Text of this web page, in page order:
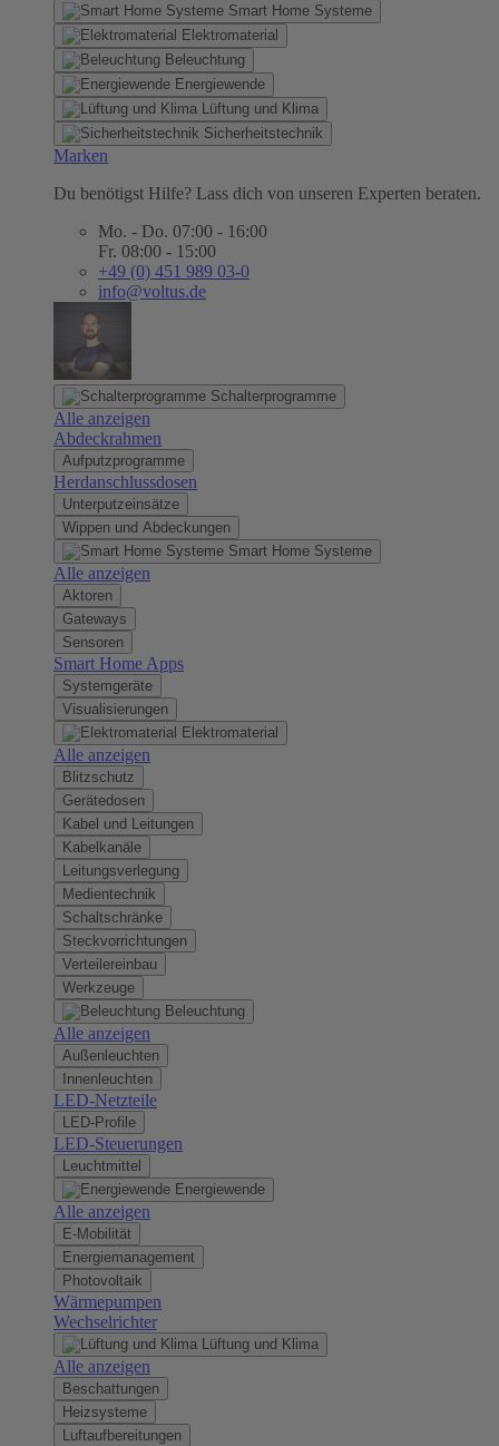
Smart Home Systeme
Elektromaterial
Beleuchtung
Energiewende
Lüftung und Klima
Sicherheitstechnik
Marken
Du benötigst Hilfe? Lass dich von unseren Experten beraten.
Mo. - Do. 07:00 - 16:00
Fr. 08:00 - 15:00
+49 (0) 451 989 03-0
info@voltus.de
Schalterprogramme
Alle anzeigen
Abdeckrahmen
Aufputzprogramme
Herdanschlussdosen
Unterputzeinsätze
Wippen und Abdeckungen
Smart Home Systeme
Alle anzeigen
Aktoren
Gateways
Sensoren
Smart Home Apps
Systemgeräte
Visualisierungen
Elektromaterial
Alle anzeigen
Blitzschutz
Gerätedosen
Kabel und Leitungen
Kabelkanäle
Leitungsverlegung
Medientechnik
Schaltschränke
Steckvorrichtungen
Verteilereinbau
Werkzeuge
Beleuchtung
Alle anzeigen
Außenleuchten
Innenleuchten
LED-Netzteile
LED-Profile
LED-Steuerungen
Leuchtmittel
Energiewende
Alle anzeigen
E-Mobilität
Energiemanagement
Photovoltaik
Wärmepumpen
Wechselrichter
Lüftung und Klima
Alle anzeigen
Beschattungen
Heizsysteme
Luftaufbereitungen